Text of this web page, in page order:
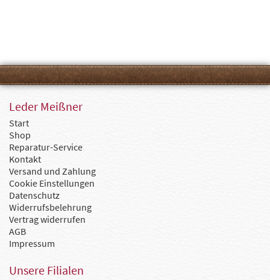
Leder Meißner
Start
Shop
Reparatur-Service
Kontakt
Versand und Zahlung
Cookie Einstellungen
Datenschutz
Widerrufsbelehrung
Vertrag widerrufen
AGB
Impressum
Unsere Filialen